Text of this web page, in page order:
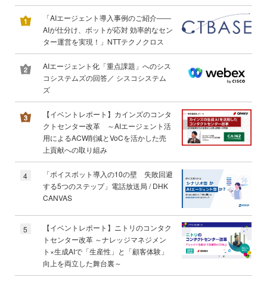
「AIエージェント導入事例のご紹介――
AIが仕分け、ボットが応対 効率的なセン
ター運営を実現！」NTTテクノクロス
AIエージェント化「重点課題」へのシス
コシステムズの回答／ シスコシステム
ズ
【イベントレポート】カインズのコンタ
クトセンター改革 ～AIエージェント活
用によるACW削減とVoCを活かした売
上貢献への取り組み
4
「ボイスボット導入の10の壁 失敗回避
する5つのステップ」電話放送局 / DHK
CANVAS
5
【イベントレポート】ニトリのコンタク
トセンター改革 ～ナレッジマネジメン
ト×生成AIで「生産性」と「顧客体験」
向上を両立した舞台裏～